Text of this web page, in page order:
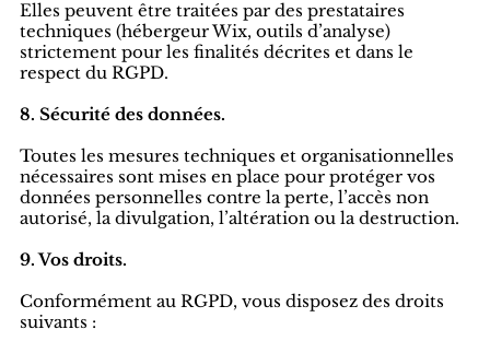
Elles peuvent être traitées par des prestataires
techniques (hébergeur Wix, outils d’analyse)
strictement pour les finalités décrites et dans le
respect du RGPD.
8. Sécurité des données.
Toutes les mesures techniques et organisationnelles
nécessaires sont mises en place pour protéger vos
données personnelles contre la perte, l’accès non
autorisé, la divulgation, l’altération ou la destruction.
9. Vos droits.
Conformément au RGPD, vous disposez des droits
suivants :